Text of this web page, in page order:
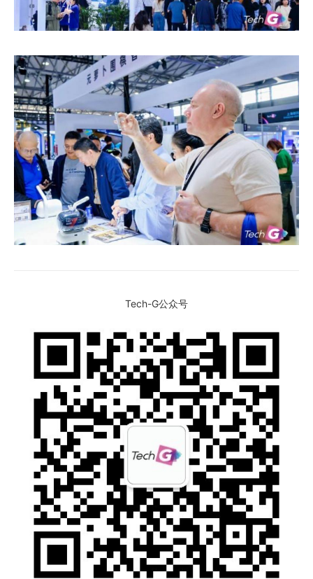
Tech-G公众号